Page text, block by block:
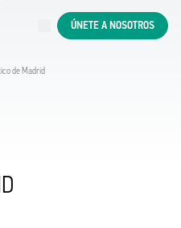
ÚNETE A NOSOTROS
de Madrid